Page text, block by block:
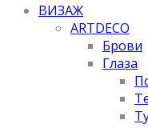
ВИЗАЖ
ARTDECO
Брови
Глаза